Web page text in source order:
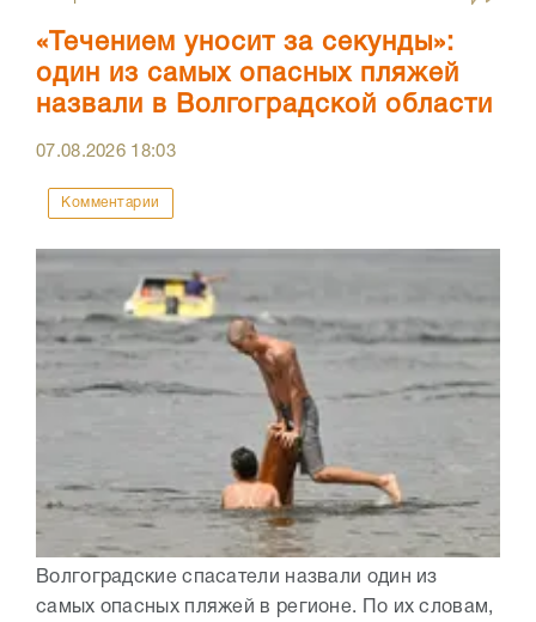
«Течением уносит за секунды»:
один из самых опасных пляжей
назвали в Волгоградской области
07.08.2026 18:03
Комментарии
Волгоградские спасатели назвали один из
самых опасных пляжей в регионе. По их словам,